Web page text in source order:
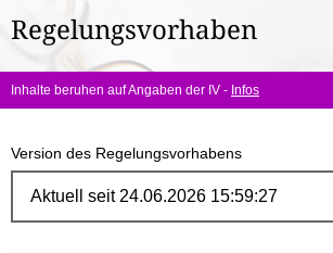
hier:
Regelungsvorhaben
Inhalte beruhen auf Angaben der IV - Infos
Version des Regelungsvorhabens